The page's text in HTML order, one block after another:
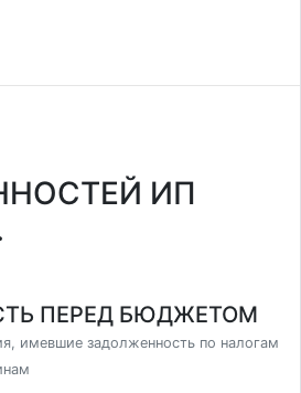
ИП
ПЕРЕД БЮДЖЕТОМ
имевшие задолженность по налогам